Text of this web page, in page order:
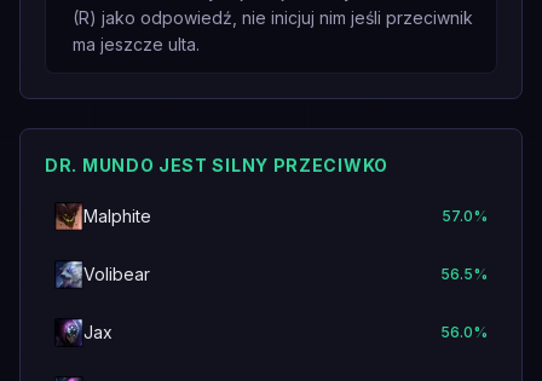
(R) jako odpowiedź, nie inicjuj nim jeśli przeciwnik
ma jeszcze ulta.
DR. MUNDO JEST SILNY PRZECIWKO
Malphite 57.0%
Volibear 56.5%
Jax 56.0%